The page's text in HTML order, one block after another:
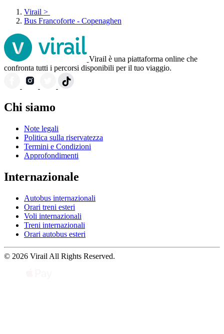
Virail >
Bus Francoforte - Copenaghen
Virail è una piattaforma online che
confronta tutti i percorsi disponibili per il tuo viaggio.
Chi siamo
Note legali
Politica sulla riservatezza
Termini e Condizioni
Approfondimenti
Internazionale
Autobus internazionali
Orari treni esteri
Voli internazionali
Treni internazionali
Orari autobus esteri
© 2026 Virail All Rights Reserved.